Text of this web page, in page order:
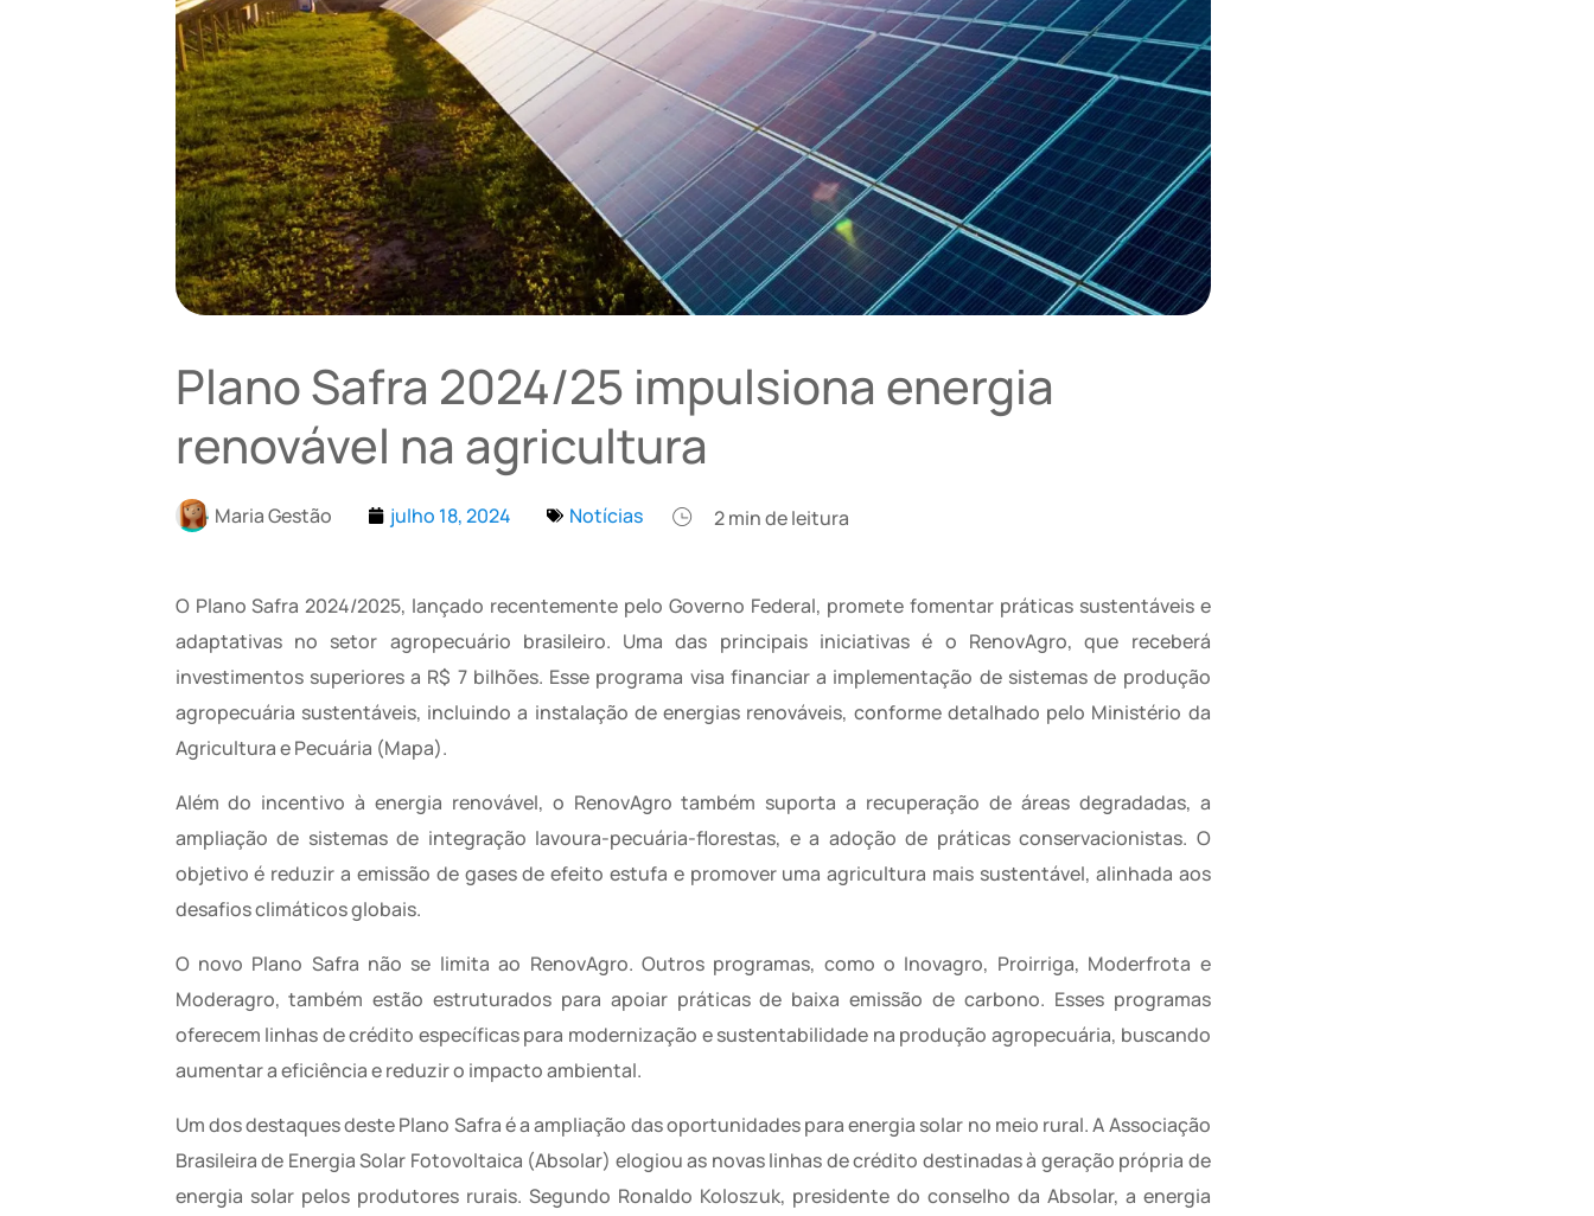
Plano Safra 2024/25 impulsiona energia
renovável na agricultura
Maria Gestão julho 18, 2024 Notícias 2min de leitura
O Plano Safra 2024/2025, lançado recentemente pelo Governo Federal, promete fomentar práticas sustentáveis e
adaptativas no setor agropecuário brasileiro. Uma das principais iniciativas é o RenovAgro, que receberá
investimentos superiores a R$ 7 bilhões. Esse programa visa financiar a implementação de sistemas de produção
agropecuária sustentáveis, incluindo a instalação de energias renováveis, conforme detalhado pelo Ministério da
Agricultura e Pecuária (Mapa).
Além do incentivo à energia renovável, o RenovAgro também suporta a recuperação de áreas degradadas, a
ampliação de sistemas de integração lavoura-pecuária-florestas, e a adoção de práticas conservacionistas. O
objetivo é reduzir a emissão de gases de efeito estufa e promover uma agricultura mais sustentável, alinhada aos
desafios climáticos globais.
O novo Plano Safra não se limita ao RenovAgro. Outros programas, como o Inovagro, Proirriga, Moderfrota e
Moderagro, também estão estruturados para apoiar práticas de baixa emissão de carbono. Esses programas
oferecem linhas de crédito específicas para modernização e sustentabilidade na produção agropecuária, buscando
aumentar a eficiência e reduzir o impacto ambiental.
Um dos destaques deste Plano Safra é a ampliação das oportunidades para energia solar no meio rural. A Associação
Brasileira de Energia Solar Fotovoltaica (Absolar) elogiou as novas linhas de crédito destinadas à geração própria de
energia solar pelos produtores rurais. Segundo Ronaldo Koloszuk, presidente do conselho da Absolar, a energia